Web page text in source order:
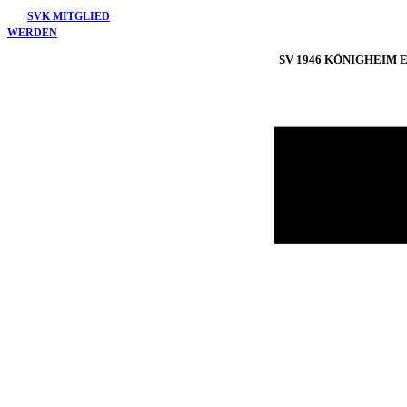
Skip
to
SVK MITGLIED
WERDEN
SV 1946 KÖNIGHEIM